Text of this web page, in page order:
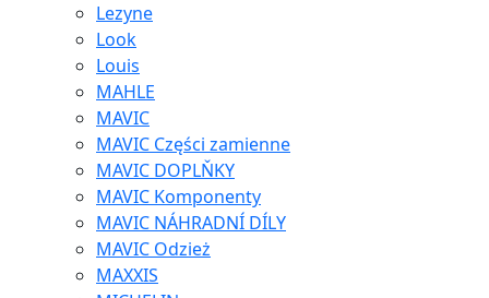
Lezyne
Look
Louis
MAHLE
MAVIC
MAVIC Części zamienne
MAVIC DOPLŇKY
MAVIC Komponenty
MAVIC NÁHRADNÍ DÍLY
MAVIC Odzież
MAXXIS